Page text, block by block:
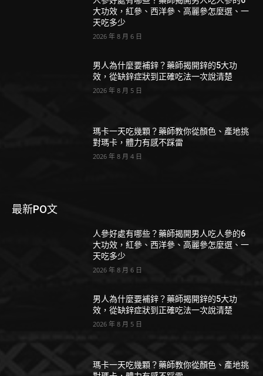
大功效，紅參、西洋參、高麗參怎麼選、一
天吃多少
2026 年 8 月 6 日
男人為什麼要補鋅？藥師揭開鋅的5大功
效，從缺鋅症狀到正確吃法一次說清楚
2026 年 8 月 5 日
瑪卡一天吃幾顆？藥師教你從顏色、產地挑
對瑪卡，體力有感不踩雷
2026 年 8 月 4 日
最新PO文
人參好處有哪些？藥師揭開男人吃人參的6
大功效，紅參、西洋參、高麗參怎麼選、一
天吃多少
2026 年 8 月 6 日
男人為什麼要補鋅？藥師揭開鋅的5大功
效，從缺鋅症狀到正確吃法一次說清楚
2026 年 8 月 5 日
瑪卡一天吃幾顆？藥師教你從顏色、產地挑